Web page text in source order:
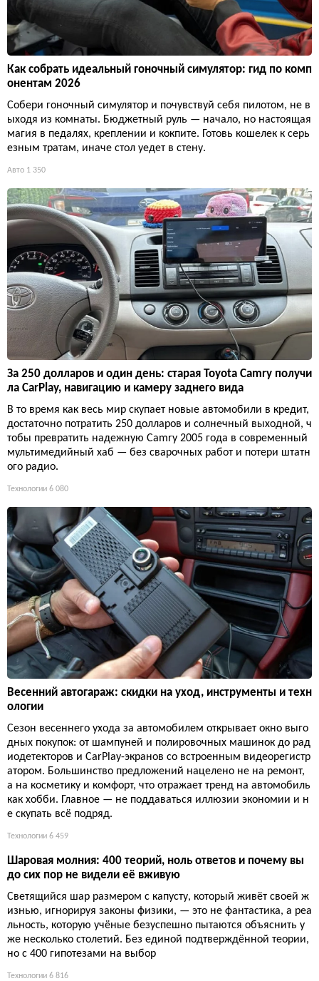
Как собрать идеальный гоночный симулятор: гид по комп
онентам 2026
Собери гоночный симулятор и почувствуй себя пилотом, не в
ыходя из комнаты. Бюджетный руль — начало, но настоящая
магия в педалях, креплении и кокпите. Готовь кошелек к серь
езным тратам, иначе стол уедет в стену.
Авто 1 350
За 250 долларов и один день: старая Toyota Camry получи
ла CarPlay, навигацию и камеру заднего вида
В то время как весь мир скупает новые автомобили в кредит,
достаточно потратить 250 долларов и солнечный выходной, ч
тобы превратить надежную Camry 2005 года в современный
мультимедийный хаб — без сварочных работ и потери штатн
ого радио.
Технологии 6 080
Весенний автогараж: скидки на уход, инструменты и техн
ологии
Сезон весеннего ухода за автомобилем открывает окно выго
дных покупок: от шампуней и полировочных машинок до рад
иодетекторов и CarPlay-экранов со встроенным видеорегистр
атором. Большинство предложений нацелено не на ремонт,
а на косметику и комфорт, что отражает тренд на автомобиль
как хобби. Главное — не поддаваться иллюзии экономии и н
е скупать всё подряд.
Технологии 6 459
Шаровая молния: 400 теорий, ноль ответов и почему вы
до сих пор не видели её вживую
Светящийся шар размером с капусту, который живёт своей ж
изнью, игнорируя законы физики, — это не фантастика, а реа
льность, которую учёные безуспешно пытаются объяснить у
же несколько столетий. Без единой подтверждённой теории,
но с 400 гипотезами на выбор
Технологии 6 816